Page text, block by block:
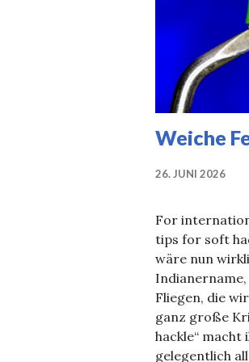
Weiche
26. JUNI 2026
For
tips for soft
wäre nun
Fliegen, die
ganz große
hackle“ macht
gelegentlich